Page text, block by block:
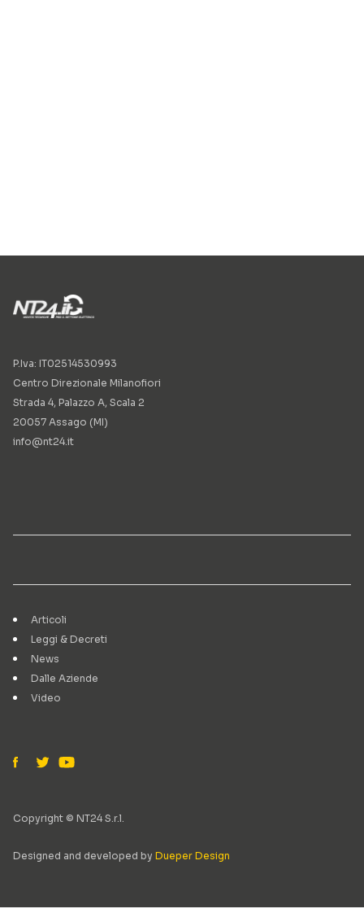
P.Iva: IT02514530993
Centro Direzionale Milanofiori
Strada 4, Palazzo A, Scala 2
20057 Assago (MI)
info@nt24.it
Articoli
Leggi & Decreti
News
Dalle Aziende
Video
Copyright © NT24 S.r.l.
Designed and developed by Dueper Design